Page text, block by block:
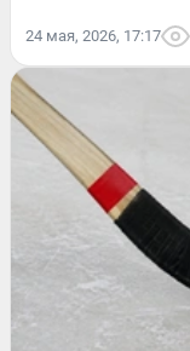
24 мая, 2026, 17:17